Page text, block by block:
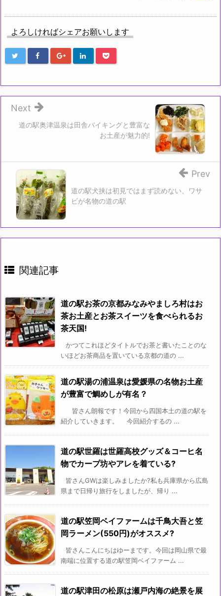
よろしければシェアお願いします
道の駅奥津温泉は田舎バイキングと豊富な
お土産が魅力的!
Next
道の駅犬挟は初見ではまず読めない、ワサ
ビが名物の道の駅
Prev
関連記事
道の駅お茶の京都みなみやましろ村はお
茶お土産とお茶スイーツを食べられるお
茶天国!
かつてこれほどタイトルでお茶と書いたことのな
いほどお茶商品を置いている京都の道の ...
道の駅湯の浦温泉は愛媛県の名物お土産
が豊富で鯛めしが有名？
皆さん朗報です！今回から四国本土の道の駅を
紹介していきます。 今回紹介するの ...
道の駅世羅は世羅高校グッズ＆コーヒ名
物でカープ坊やアレを着ている?
皆さんGWは楽しみましたか?私も兵庫県から広島
県まで日帰り旅行をしましたが、帰り ...
道の駅笠岡ベイファームは千鳥大吾と笠
岡ラーメン(550円)がオススメ?
皆さんこんにちはゆーまです。今回は岡山県で最
南端に位置する道の駅笠岡ベイファーム ...
道の駅津田の松原は瀬戸内海の絶景を展